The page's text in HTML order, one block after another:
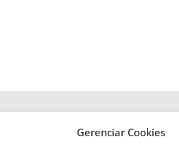
Gerenciar Cookies